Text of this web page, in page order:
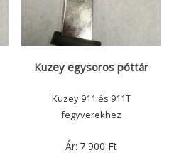
Kuzey egysoros póttár
Kuzey 911 és 911T
fegyverekhez
Ár: 7 900 Ft